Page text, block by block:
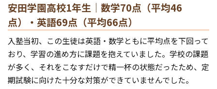
安田学園高校1年生｜数学70点（平均46
点）・英語69点（平均66点）
入塾当初、この生徒は英語・数学ともに平均点を下回って
おり、学習の進め方に課題を抱えていました。学校の課題
が多く、それをこなすだけで精一杯の状態だったため、定
期試験に向けた十分な対策ができていませんでした。